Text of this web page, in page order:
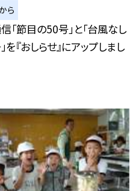
ら
「節目の50号」と「台風なし
を『おしらせ』にアップしまし